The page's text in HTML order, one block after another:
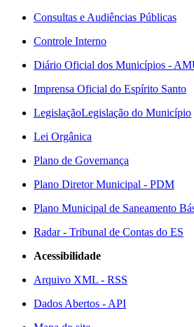
Consultas e Audiências Públicas
Controle Interno
Diário Oficial dos Municípios -
Imprensa Oficial do Espírito Santo
LegislaçãoLegislação do Município
Lei Orgânica
Plano de Governança
Plano Diretor Municipal - PDM
Plano Municipal de Saneamento
Radar - Tribunal de Contas do ES
Acessibilidade
Arquivo XML - RSS
Dados Abertos - API